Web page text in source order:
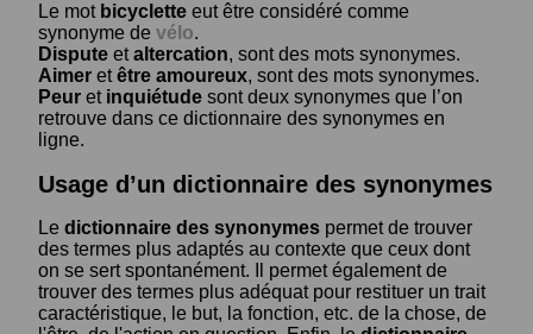
Le mot bicyclette eut être considéré comme
synonyme de vélo.
Dispute etaltercation, sont des mots synonymes.
Aimer etêtre amoureux, sont des mots synonymes.
Peur et inquiétude sont deux synonymes que l’on
retrouve dans ce dictionnaire des synonymes en
ligne.
Usage d’un dictionnaire des synonymes
Le dictionnaire des synonymes permet de trouver
des termes plus adaptés au contexte que ceux dont
on se sert spontanément. Il permet également de
trouver des termes plus adéquat pour restituer un trait
caractéristique, le but, la fonction, etc. de la chose, de